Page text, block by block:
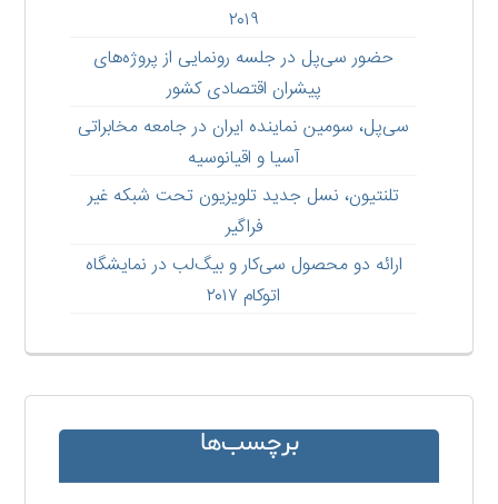
۲۰۱۹
حضور سی‌پل در جلسه رونمایی از پروژه‌های
پیشران اقتصادی کشور
سی‌پل، سومین نماینده ایران در جامعه مخابراتی
آسیا و اقیانوسیه
تلنتیون، نسل جدید تلویزیون تحت شبکه غیر
فراگیر
ارائه دو محصول سی‌کار و بیگ‌لب در نمایشگاه
اتوکام ۲۰۱۷
برچسب‌ها